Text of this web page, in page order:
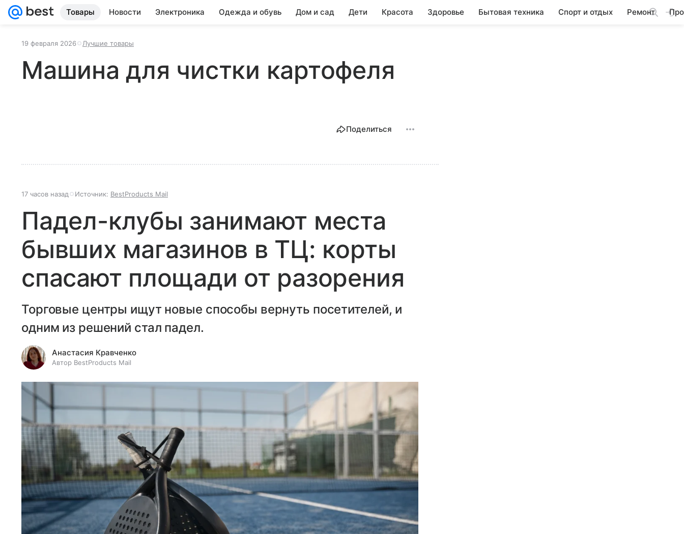
Товары Новости Электроника Одежда и обувь Дом и сад Дети Красота Здоровье Бытовая техника Спорт и отдых Ремонт
19 февраля 2026 Лучшие товары
Машина для чистки картофеля
Поделиться
17 часов назад Источник: BestProducts Mail
Падел-клубы занимают места
бывших магазинов в ТЦ: корты
спасают площади от разорения
Торговые центры ищут новые способы вернуть посетителей, и
одним из решений стал падел.
Анастасия Кравченко
Автор BestProducts Mail